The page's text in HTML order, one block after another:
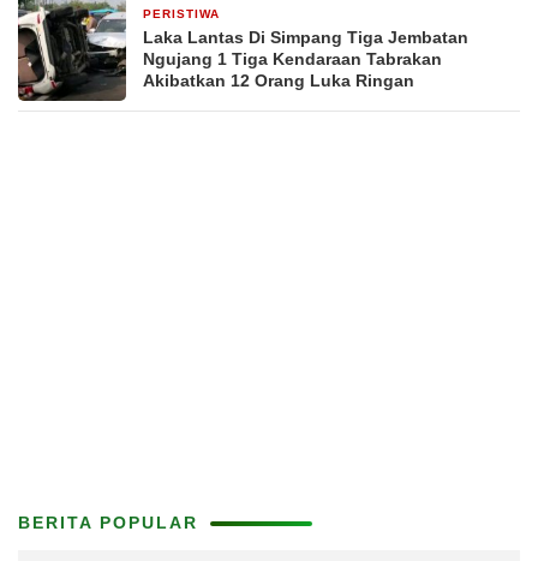
PERISTIWA
Laka Lantas Di Simpang Tiga Jembatan
Ngujang 1 Tiga Kendaraan Tabrakan
Akibatkan 12 Orang Luka Ringan
BERITA POPULAR